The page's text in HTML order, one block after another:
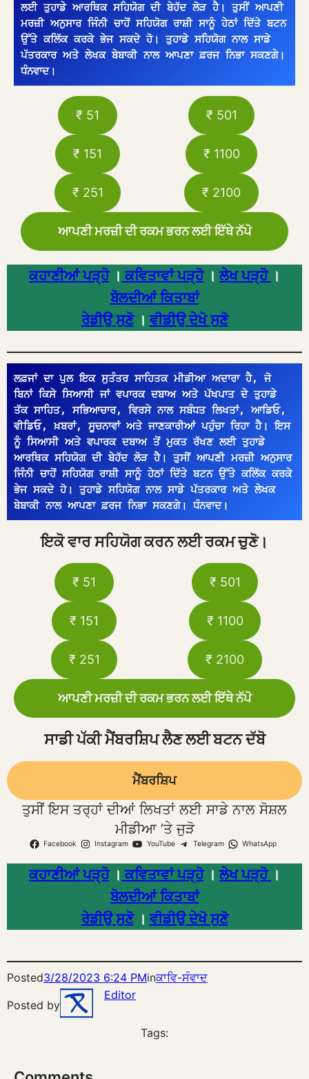
ਲਈ ਤੁਹਾਡੇ ਆਰਥਿਕ ਸਹਿਯੋਗ ਦੀ ਬੇਹੱਦ ਲੋੜ ਹੈ। ਤੁਸੀਂ ਆਪਣੀ
ਮਰਜ਼ੀ ਅਨੁਸਾਰ ਜਿੰਨੀ ਚਾਹੋਂ ਸਹਿਯੋਗ ਰਾਸ਼ੀ ਸਾਨੂੰ ਹੇਠਾਂ ਦਿੱਤੇ ਬਟਨ
ਉੱਤੇ ਕਲਿੱਕ ਕਰਕੇ ਭੇਜ ਸਕਦੇ ਹੋ। ਤੁਹਾਡੇ ਸਹਿਯੋਗ ਨਾਲ ਸਾਡੇ
ਪੱਤਰਕਾਰ ਅਤੇ ਲੇਖਕ ਬੇਬਾਕੀ ਨਾਲ ਆਪਣਾ ਫ਼ਰਜ ਨਿਭਾ ਸਕਣਗੇ।
ਧੰਨਵਾਦ।
₹ 51
₹ 151
₹ 251
₹ 501
₹ 1100
₹ 2100
ਆਪਣੀ ਮਰਜ਼ੀ ਦੀ ਰਕਮ ਭਰਨ ਲਈ ਇੱਥੇ ਨੱਪੋ
ਕਹਾਣੀਆਂ ਪੜ੍ਹੋ। ਕਵਿਤਾਵਾਂ ਪੜ੍ਹੋ।ਲੇਖ ਪੜ੍ਹੋ ।
ਬੋਲਦੀਆਂ ਕਿਤਾਬਾਂ
ਰੇਡੀਉ ਸੁਣੋ। ਵੀਡੀਉ ਦੇਖੋ ਸੁਣੋ
ਲਫ਼ਜਾਂ ਦਾ ਪੁਲ ਇਕ ਸੁਤੰਤਰ ਸਾਹਿਤਕ ਮੀਡੀਆ ਅਦਾਰਾ ਹੈ, ਜੋ
ਬਿਨਾਂ ਕਿਸੇ ਸਿਆਸੀ ਜਾਂ ਵਪਾਰਕ ਦਬਾਅ ਅਤੇ ਪੱਖਪਾਤ ਦੇ ਤੁਹਾਡੇ
ਤੱਕ ਸਾਹਿਤ, ਸਭਿਆਚਾਰ, ਵਿਰਸੇ ਨਾਲ ਸਬੰਧਤ ਲਿਖਤਾਂ, ਆਡਿਓ,
ਵੀਡਿਓ, ਖ਼ਬਰਾਂ, ਸੂਚਨਾਵਾਂ ਅਤੇ ਜਾਣਕਾਰੀਆਂ ਪਹੁੰਚਾ ਰਿਹਾ ਹੈ। ਇਸ
ਨੂੰ ਸਿਆਸੀ ਅਤੇ ਵਪਾਰਕ ਦਬਾਅ ਤੋਂ ਮੁਕਤ ਰੱਖਣ ਲਈ ਤੁਹਾਡੇ
ਆਰਥਿਕ ਸਹਿਯੋਗ ਦੀ ਬੇਹੱਦ ਲੋੜ ਹੈ। ਤੁਸੀਂ ਆਪਣੀ ਮਰਜ਼ੀ ਅਨੁਸਾਰ
ਜਿੰਨੀ ਚਾਹੋਂ ਸਹਿਯੋਗ ਰਾਸ਼ੀ ਸਾਨੂੰ ਹੇਠਾਂ ਦਿੱਤੇ ਬਟਨ ਉੱਤੇ ਕਲਿੱਕ ਕਰਕੇ
ਭੇਜ ਸਕਦੇ ਹੋ। ਤੁਹਾਡੇ ਸਹਿਯੋਗ ਨਾਲ ਸਾਡੇ ਪੱਤਰਕਾਰ ਅਤੇ ਲੇਖਕ
ਬੇਬਾਕੀ ਨਾਲ ਆਪਣਾ ਫ਼ਰਜ ਨਿਭਾ ਸਕਣਗੇ। ਧੰਨਵਾਦ।
ਇਕੋ ਵਾਰ ਸਹਿਯੋਗ ਕਰਨ ਲਈ ਰਕਮ ਚੁਣੋ।
₹ 51
₹ 151
₹ 251
₹ 501
₹ 1100
₹ 2100
ਆਪਣੀ ਮਰਜ਼ੀ ਦੀ ਰਕਮ ਭਰਨ ਲਈ ਇੱਥੇ ਨੱਪੋ
ਸਾਡੀ ਪੱਕੀ ਮੈਂਬਰਸ਼ਿਪ ਲੈਣ ਲਈ ਬਟਨ ਦੱਬੋ
ਮੈਂਬਰਸ਼ਿਪ
ਤੁਸੀਂ ਇਸ ਤਰ੍ਹਾਂ ਦੀਆਂ ਲਿਖਤਾਂ ਲਈ ਸਾਡੇ ਨਾਲ ਸੋਸ਼ਲ
ਮੀਡੀਆ ’ਤੇ ਜੁੜੋ
Facebook Instagram YouTube Telegram WhatsApp
ਕਹਾਣੀਆਂ ਪੜ੍ਹੋ। ਕਵਿਤਾਵਾਂ ਪੜ੍ਹੋ।ਲੇਖ ਪੜ੍ਹੋ ।
ਬੋਲਦੀਆਂ ਕਿਤਾਬਾਂ
ਰੇਡੀਉ ਸੁਣੋ। ਵੀਡੀਉ ਦੇਖੋ ਸੁਣੋ
Posted3/28/2023 6:24 PMinਕਾਵਿ-ਸੰਵਾਦ
Posted by
Editor
Tags: